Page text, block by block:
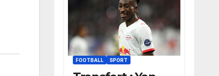
FOOTBALL SPORT